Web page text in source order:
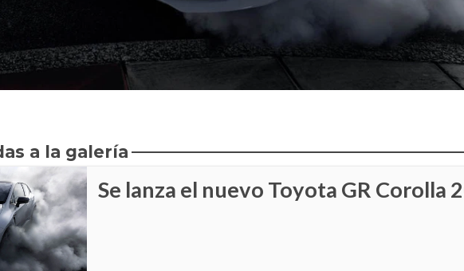
a la galería
Se lanza el nuevo Toyota GR Corolla